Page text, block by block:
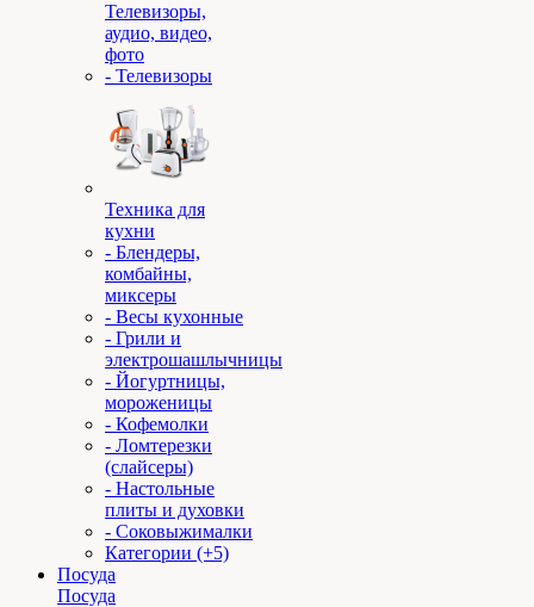
Телевизоры,
аудио, видео,
фото
- Телевизоры
Техника для
кухни
- Блендеры,
комбайны,
миксеры
- Весы кухонные
- Грили и
электрошашлычницы
- Йогуртницы,
мороженицы
- Кофемолки
- Ломтерезки
(слайсеры)
- Настольные
плиты и духовки
- Соковыжималки
Категории (+5)
Посуда
Посуда